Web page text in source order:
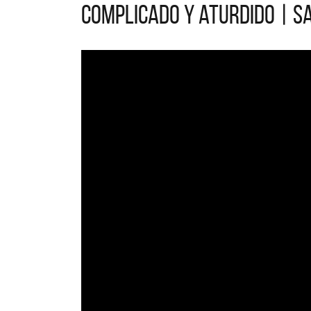
Complicado y aturdido |
La